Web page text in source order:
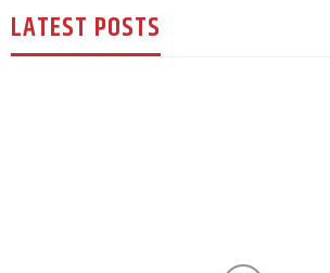
LATEST POSTS